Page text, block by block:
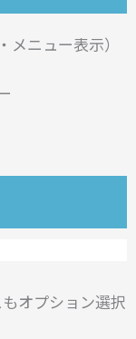
ニュー表示）
オプション選択